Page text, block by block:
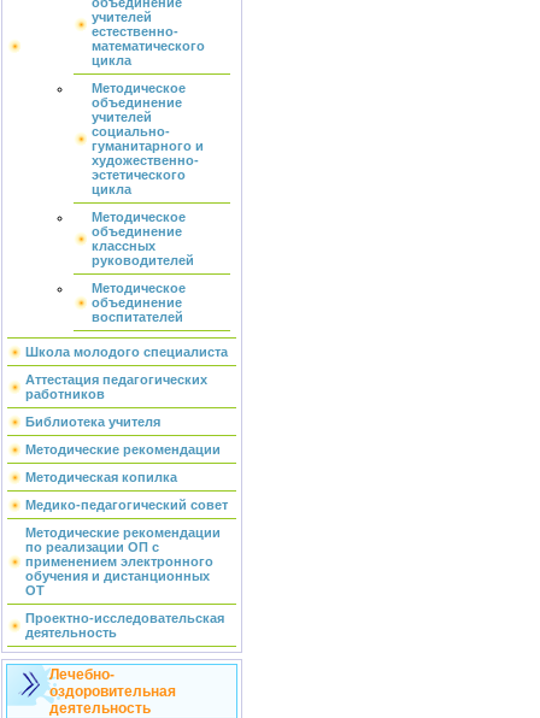
учителей
естественно-
математического
цикла
Методическое
объединение
учителей
социально-
гуманитарного и
художественно-
эстетического
цикла
Методическое
объединение
классных
руководителей
Методическое
объединение
воспитателей
Школа молодого специалиста
Аттестация педагогических
работников
Библиотека учителя
Методические рекомендации
Методическая копилка
Медико-педагогический совет
Методические рекомендации
по реализации ОП с
применением электронного
обучения и дистанционных
ОТ
Проектно-исследовательская
деятельность
Лечебно-
оздоровительная
деятельность